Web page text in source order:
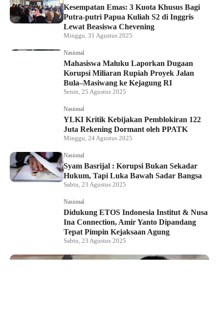
Kesempatan Emas: 3 Kuota Khusus Bagi
Putra-putri Papua Kuliah S2 di Inggris
Lewat Beasiswa Chevening
Minggu, 31 Agustus 2025
Nasional
Mahasiswa Maluku Laporkan Dugaan
Korupsi Miliaran Rupiah Proyek Jalan
Bula–Masiwang ke Kejagung RI
Senin, 25 Agustus 2025
Nasional
YLKI Kritik Kebijakan Pemblokiran 122
Juta Rekening Dormant oleh PPATK
Minggu, 24 Agustus 2025
Nasional
Syam Basrijal : Korupsi Bukan Sekadar
Hukum, Tapi Luka Bawah Sadar Bangsa
Sabtu, 23 Agustus 2025
Nasional
Didukung ETOS Indonesia Institut & Nusa
Ina Connection, Amir Yanto Dipandang
Tepat Pimpin Kejaksaan Agung
Sabtu, 23 Agustus 2025